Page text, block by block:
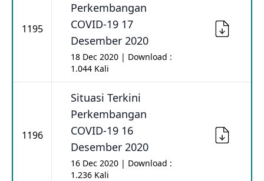
1195
Perkembangan
COVID-19 17
Desember 2020
18 Dec 2020 | Download :
1.044 Kali
1196
Situasi Terkini
Perkembangan
COVID-19 16
Desember 2020
16 Dec 2020 | Download :
1.236 Kali